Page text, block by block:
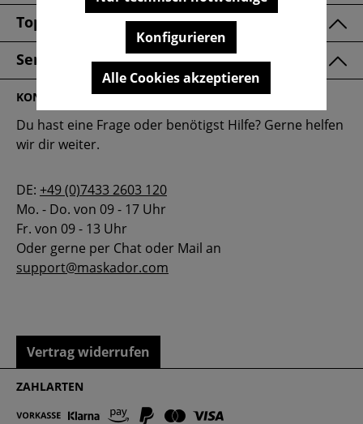
Top Kategorien
Service & FAQ
KONTAKT
Du hast eine Frage oder benötigst Hilfe? Gerne helfen
wir dir weiter.
DE: +49 (0)7433 2603 120
Mo. - Do. von 09 - 17 Uhr
Fr. von 09 - 13 Uhr
Oder gerne per Chat oder Mail an
support@maskador.com
Vertrag widerrufen
ZAHLARTEN
Konfigurieren
Alle Cookies akzeptieren